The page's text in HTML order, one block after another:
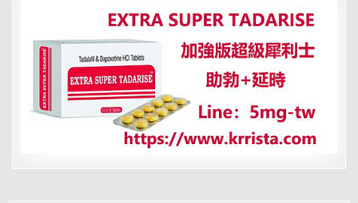
市，
我
可
以
要
求
被
資
遣